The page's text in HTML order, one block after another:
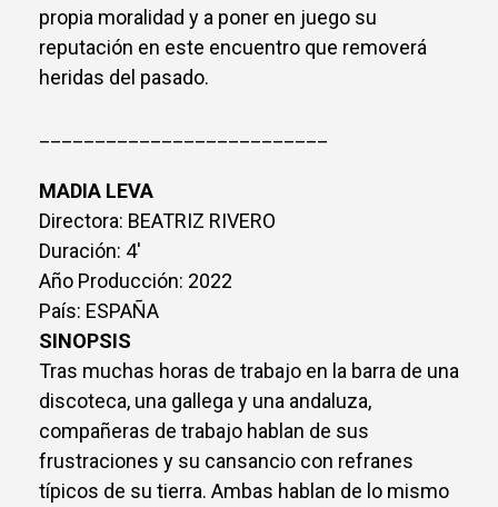
propia moralidad y a poner en juego su
reputación en este encuentro que removerá
heridas del pasado.
MADIA LEVA
Directora: BEATRIZ RIVERO
Duración: 4'
Año Producción: 2022
País: ESPAÑA
SINOPSIS
Tras muchas horas de trabajo en la barra de una
discoteca, una gallega y una andaluza,
compañeras de trabajo hablan de sus
frustraciones y su cansancio con refranes
típicos de su tierra. Ambas hablan de lo mismo